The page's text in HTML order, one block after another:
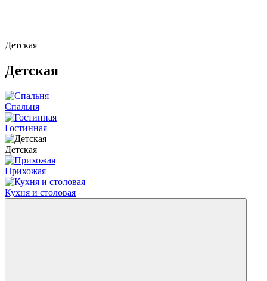
Детская
Детская
Спальня
Гостинная
Детская
Прихожая
Кухня и столовая